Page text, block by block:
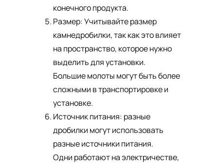
конечного продукта.
Размер: Учитывайте размер
камнедробилки, так как это влияет
на пространство, которое нужно
выделить для установки.
Большие молоты могут быть более
сложными в транспортировке и
установке.
Источник питания: разные
дробилки могут использовать
разные источники питания.
Одни работают на электричестве,